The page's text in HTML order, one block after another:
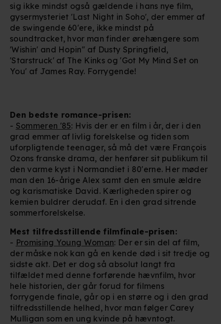
sig ikke mindst også gældende i hans nye film,
gysermysteriet 'Last Night in Soho', der emmer af
de swingende 60'ere, ikke mindst på
soundtracket, hvor man finder ørehængere som
'Wishin' and Hopin'' af Dusty Springfield,
'Starstruck' af The Kinks og 'Got My Mind Set on
You' af James Ray. Forrygende!
Den bedste romance-prisen:
- Sommeren '85: Hvis der er en film i år, der i den
grad emmer af livlig forelskelse og tiden som
uforpligtende teenager, så må det være François
Ozons franske drama, der henfører sit publikum til
den varme kyst i Normandiet i 80'erne. Her møder
man den 16-årige Alex samt den en smule ældre
og karismatiske David. Kærligheden spirer og
kemien buldrer derudaf. En i den grad sitrende
sommerforelskelse.
Mest tilfredsstillende filmfinale-prisen:
- Promising Young Woman: Der er sin del af film,
der måske nok kan gå en kende død i sit tredje og
sidste akt. Det er dog så absolut langt fra
tilfældet med denne forførende hævnfilm, hvor
hele historien, der går forud for filmens
forrygende finale, går op i en større og i den grad
tilfredsstillende helhed, hvor man følger Carey
Mulligan som en ung kvinde på hævntogt.